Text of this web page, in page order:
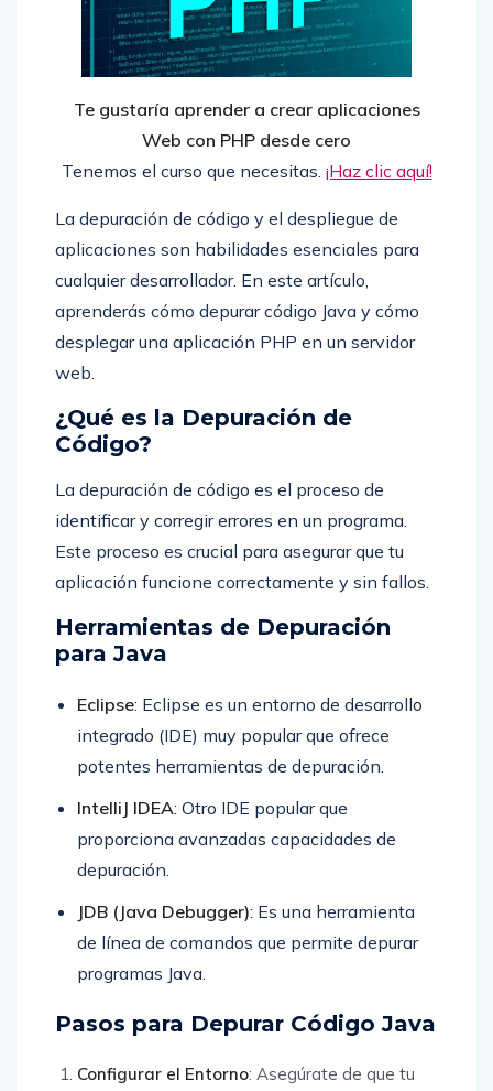
Te gustaría aprender a crear aplicaciones
Web con PHP desde cero
Tenemos el curso que necesitas. ¡Haz clic aquí!
La depuración de código y el despliegue de
aplicaciones son habilidades esenciales para
cualquier desarrollador. En este artículo,
aprenderás cómo depurar código Java y cómo
desplegar una aplicación PHP en un servidor
web.
¿Qué es la Depuración de
Código?
La depuración de código es el proceso de
identificar y corregir errores en un programa.
Este proceso es crucial para asegurar que tu
aplicación funcione correctamente y sin fallos.
Herramientas de Depuración
para Java
Eclipse: Eclipse es un entorno de desarrollo
integrado (IDE) muy popular que ofrece
potentes herramientas de depuración.
IntelliJ IDEA: Otro IDE popular que
proporciona avanzadas capacidades de
depuración.
JDB (Java Debugger): Es una herramienta
de línea de comandos que permite depurar
programas Java.
Pasos para Depurar Código Java
Configurar el Entorno: Asegúrate de que tu